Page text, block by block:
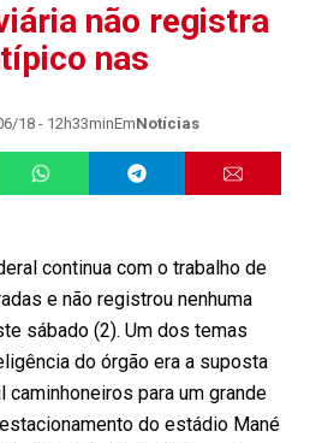
não registra
nas
18 - 12h33minEmNotícias
continua com o trabalho de
e não registrou nenhuma
sábado (2). Um dos temas
do órgão era a suposta
para um grande
do estádio Mané